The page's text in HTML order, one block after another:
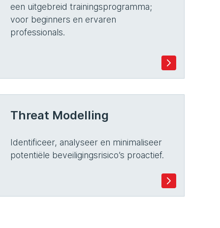
een uitgebreid trainingsprogramma;
voor beginners en ervaren
professionals.
Threat Modelling
Identificeer, analyseer en minimaliseer
potentiële beveiligingsrisico’s proactief.